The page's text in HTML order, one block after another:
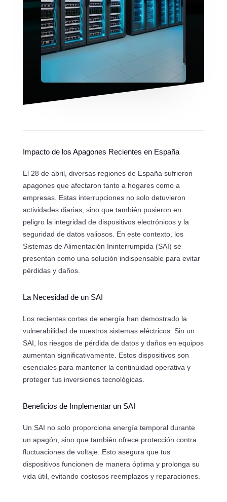
Impacto de los Apagones Recientes en España
El 28 de abril, diversas regiones de España sufrieron
apagones que afectaron tanto a hogares como a
empresas. Estas interrupciones no solo detuvieron
actividades diarias, sino que también pusieron en
peligro la integridad de dispositivos electrónicos y la
seguridad de datos valiosos. En este contexto, los
Sistemas de Alimentación Ininterrumpida (SAI) se
presentan como una solución indispensable para evitar
pérdidas y daños.
La Necesidad de un SAI
Los recientes cortes de energía han demostrado la
vulnerabilidad de nuestros sistemas eléctricos. Sin un
SAI, los riesgos de pérdida de datos y daños en equipos
aumentan significativamente. Estos dispositivos son
esenciales para mantener la continuidad operativa y
proteger tus inversiones tecnológicas.
Beneficios de Implementar un SAI
Un SAI no solo proporciona energía temporal durante
un apagón, sino que también ofrece protección contra
fluctuaciones de voltaje. Esto asegura que tus
dispositivos funcionen de manera óptima y prolonga su
vida útil, evitando costosos reemplazos y reparaciones.